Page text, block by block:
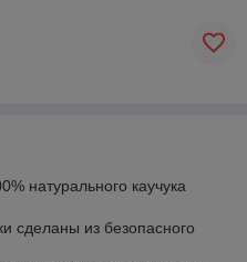
натурального каучука
сделаны из безопасного